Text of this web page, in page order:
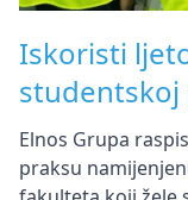
Iskoristi
studentskoj
Elnos Grupa
praksu